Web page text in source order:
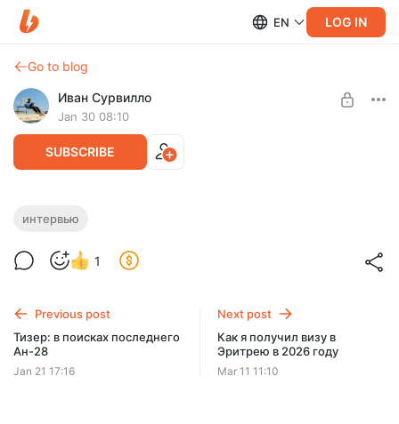
EN LOG IN
Go to blog
Иван Сурвилло
Jan 30 08:10
SUBSCRIBE
Тизер: интервью с директором
альпийского ботанического сада
открытии нового вида и жизни за Полярным кругом
интервью
1
Previous post
Тизер: в поисках последнего
Ан-28
Jan 21 17:16
Next post
Как я получил визу в
Эритрею в 2026 году
Mar 11 11:10